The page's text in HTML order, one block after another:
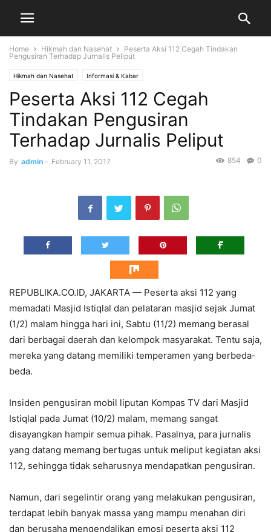
Home Hikmah dan Nasehat
Peserta Aksi 112 Cegah Tindakan
Pengusiran Terhadap Jurnalis Peliput
Hikmah dan Nasehat Informasi & Kabar
Peserta Aksi 112 Cegah
Tindakan Pengusiran
Terhadap Jurnalis Peliput
By admin - February 11, 2017 0
854
REPUBLIKA.CO.ID, JAKARTA — Peserta aksi 112 yang
memadati Masjid Istiqlal dan pelataran masjid sejak Jumat
(1/2) malam hingga hari ini, Sabtu (11/2) memang berasal
dari berbagai daerah dan kelompok masyarakat. Tentu saja,
mereka yang datang memiliki temperamen yang berbeda-
beda.
Insiden pengusiran mobil liputan Kompas TV dari Masjid
Istiqlal pada Jumat (10/2) malam, memang sangat
disayangkan hampir semua pihak. Pasalnya, para jurnalis
yang datang memang bertugas untuk meliput kegiatan aksi
112, sehingga tidak seharusnya mendapatkan pengusiran.
Namun, dari segelintir orang yang melakukan pengusiran,
terdapat lebih banyak massa yang mampu menahan diri
dan berusaha mengendalikan emosi peserta aksi 112